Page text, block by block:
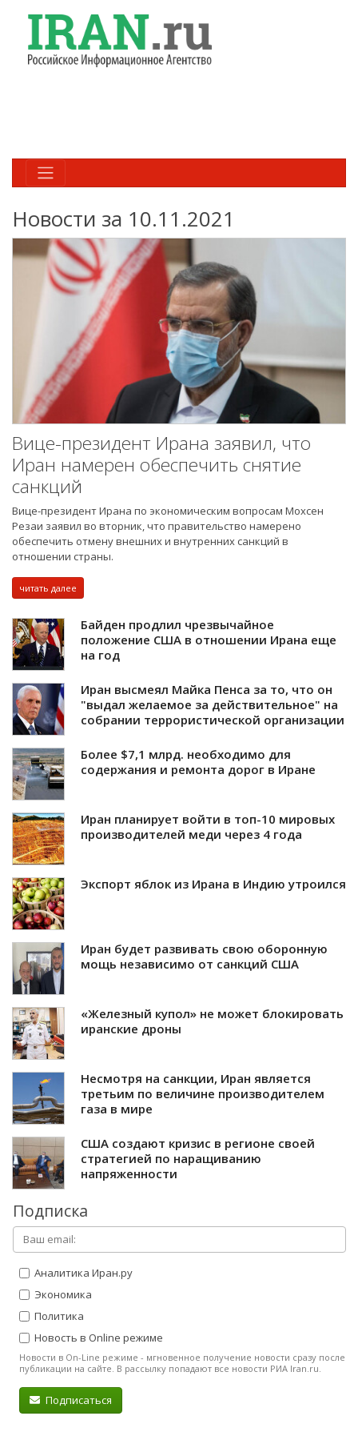
Новости за 10.11.2021
Вице-президент Ирана заявил, что
Иран намерен обеспечить снятие
санкций
Вице-президент Ирана по экономическим вопросам Мохсен
Резаи заявил во вторник, что правительство намерено
обеспечить отмену внешних и внутренних санкций в
отношении страны.
читать далее
Байден продлил чрезвычайное
положение США в отношении Ирана еще
на год
Иран высмеял Майка Пенса за то, что он
"выдал желаемое за действительное" на
собрании террористической организации
Более $7,1 млрд. необходимо для
содержания и ремонта дорог в Иране
Иран планирует войти в топ-10 мировых
производителей меди через 4 года
Экспорт яблок из Ирана в Индию утроился
Иран будет развивать свою оборонную
мощь независимо от санкций США
«Железный купол» не может блокировать
иранские дроны
Несмотря на санкции, Иран является
третьим по величине производителем
газа в мире
США создают кризис в регионе своей
стратегией по наращиванию
напряженности
Подписка
Аналитика Иран.ру
Экономика
Политика
Новость в Online режиме
Новости в On-Line режиме - мгновенное получение новости сразу после
публикации на сайте. В рассылку попадают все новости РИА Iran.ru.
Подписаться